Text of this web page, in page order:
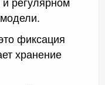
регулярном
фиксация
хранение